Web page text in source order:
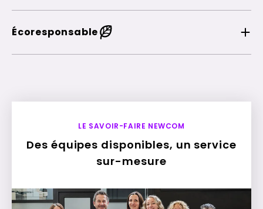
Écoresponsable
LE SAVOIR-FAIRE NEWCOM
Des équipes disponibles, un service
sur-mesure